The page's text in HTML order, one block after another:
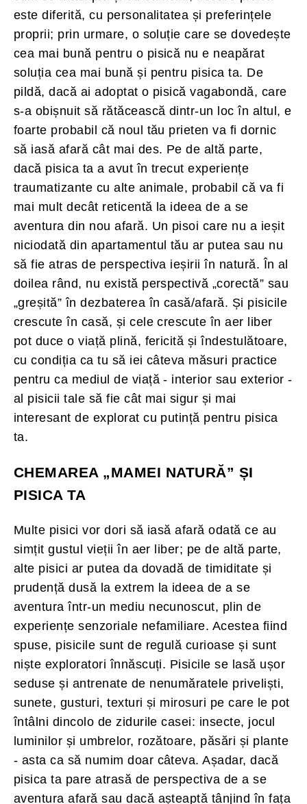
este diferită, cu personalitatea și preferințele
proprii; prin urmare, o soluție care se dovedește
cea mai bună pentru o pisică nu e neapărat
soluția cea mai bună și pentru pisica ta. De
pildă, dacă ai adoptat o pisică vagabondă, care
s-a obișnuit să rătăcească dintr-un loc în altul, e
foarte probabil că noul tău prieten va fi dornic
să iasă afară cât mai des. Pe de altă parte,
dacă pisica ta a avut în trecut experiențe
traumatizante cu alte animale, probabil că va fi
mai mult decât reticentă la ideea de a se
aventura din nou afară. Un pisoi care nu a ieșit
niciodată din apartamentul tău ar putea sau nu
să fie atras de perspectiva ieșirii în natură. În al
doilea rând, nu există perspectivă „corectă” sau
„greșită” în dezbaterea în casă/afară. Și pisicile
crescute în casă, și cele crescute în aer liber
pot duce o viață plină, fericită și îndestulătoare,
cu condiția ca tu să iei câteva măsuri practice
pentru ca mediul de viață - interior sau exterior -
al pisicii tale să fie cât mai sigur și mai
interesant de explorat cu putință pentru pisica
ta.
CHEMAREA „MAMEI NATURĂ” ȘI
PISICA TA
Multe pisici vor dori să iasă afară odată ce au
simțit gustul vieții în aer liber; pe de altă parte,
alte pisici ar putea da dovadă de timiditate și
prudență dusă la extrem la ideea de a se
aventura într-un mediu necunoscut, plin de
experiențe senzoriale nefamiliare. Acestea fiind
spuse, pisicile sunt de regulă curioase și sunt
niște exploratori înnăscuți. Pisicile se lasă ușor
seduse și antrenate de nenumăratele priveliști,
sunete, gusturi, texturi și mirosuri pe care le pot
întâlni dincolo de zidurile casei: insecte, jocul
luminilor și umbrelor, rozătoare, păsări și plante
- asta ca să numim doar câteva. Așadar, dacă
pisica ta pare atrasă de perspectiva de a se
aventura afară sau dacă așteaptă tânjind în fața